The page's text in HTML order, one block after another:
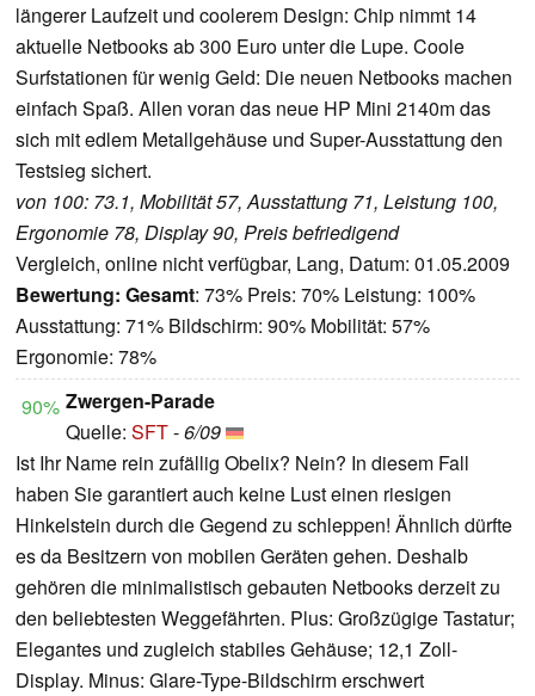
längerer Laufzeit und coolerem Design: Chip nimmt 14
aktuelle Netbooks ab 300 Euro unter die Lupe. Coole
Surfstationen für wenig Geld: Die neuen Netbooks machen
einfach Spaß. Allen voran das neue HP Mini 2140m das
sich mit edlem Metallgehäuse und Super-Ausstattung den
Testsieg sichert.
von 100: 73.1, Mobilität 57, Ausstattung 71, Leistung 100,
Ergonomie 78, Display 90, Preis befriedigend
Vergleich, online nicht verfügbar, Lang, Datum: 01.05.2009
Bewertung: Gesamt: 73% Preis: 70% Leistung: 100%
Ausstattung: 71% Bildschirm: 90% Mobilität: 57%
Ergonomie: 78%
90% Zwergen-Parade
Quelle: SFT-6/09
Ist Ihr Name rein zufällig Obelix? Nein? In diesem Fall
haben Sie garantiert auch keine Lust einen riesigen
Hinkelstein durch die Gegend zu schleppen! Ähnlich dürfte
es da Besitzern von mobilen Geräten gehen. Deshalb
gehören die minimalistisch gebauten Netbooks derzeit zu
den beliebtesten Weggefährten. Plus: Großzügige Tastatur;
Elegantes und zugleich stabiles Gehäuse; 12,1 Zoll-
Display. Minus: Glare-Type-Bildschirm erschwert